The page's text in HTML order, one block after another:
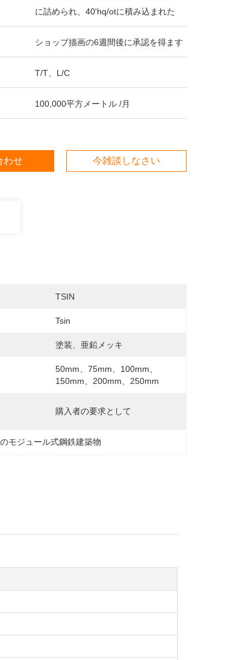
に詰められ、40'hq/otに積み込まれた
ショップ描画の6週間後に承認を得ます
T/T、L/C
100,000平方メートル /月
わせ 今雑談しなさい
TSIN
Tsin
塗装、亜鉛メッキ
50mm、75mm、100mm、
150mm、200mm、250mm
購入者の要求として
モジュール式鋼鉄建築物